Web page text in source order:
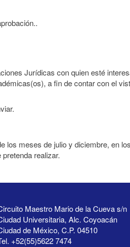
Jurídicas con quien esté
a fin de contar con el
los meses de julio y diciembre, en
realizar.
Maestro Mario de la Cueva s/n
Universitaria, Alc. Coyoacán
de México, C.P. 04510
+52(55)5622 7474